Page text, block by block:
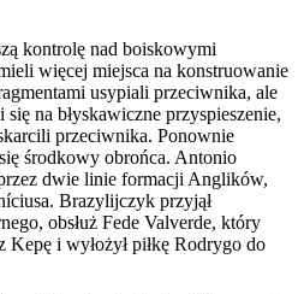
kontrolę nad boiskowymi
więcej miejsca na konstruowanie
usypiali przeciwnika, ale
na błyskawiczne przyspieszenie,
przeciwnika. Ponownie
środkowy obrońca. Antonio
dwie linie formacji Anglików,
Brazylijczyk przyjął
obsłuż Fede Valverde, który
Kepę i wyłożył piłkę Rodrygo do